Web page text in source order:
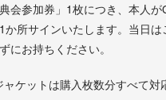
会参加券」1枚につき、本人が
か所サインいたします。当日
にお持ちください。
ケットは購入枚数分すべて対